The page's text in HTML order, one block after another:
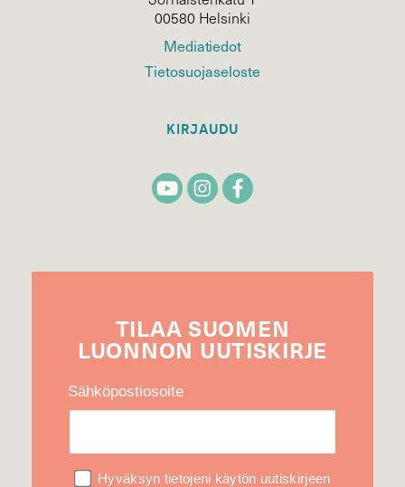
00580 Helsinki
Mediatiedot
Tietosuojaseloste
KIRJAUDU
TILAA SUOMEN
LUONNON UUTIS­KIRJE
Sähköpostiosoite
Hyväksyn tietojeni käytön uutiskirjeen